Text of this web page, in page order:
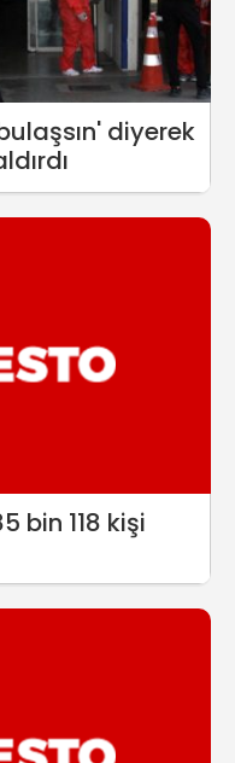
diyerek
bin 118 kişi